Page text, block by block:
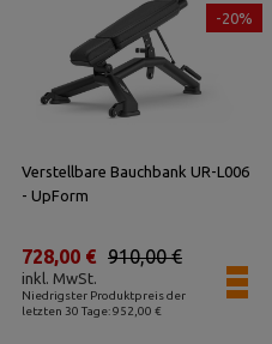
-20%
Verstellbare Bauchbank UR-L006
- UpForm
Niedrigster Produktpreis der
letzten 30 Tage: 952,00 €
910,00 €
728,00 €
inkl. MwSt.